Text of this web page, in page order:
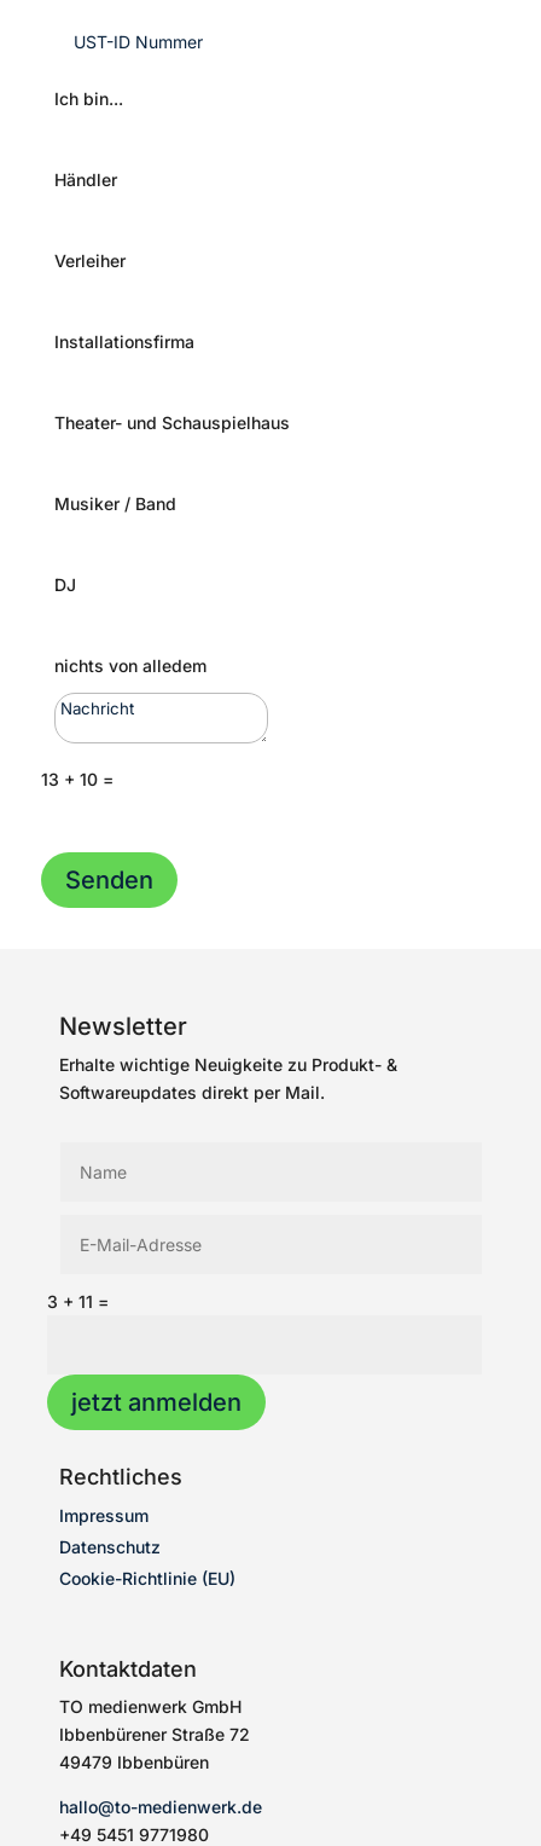
Ich bin...
Händler
Verleiher
Installationsfirma
Theater- und Schauspielhaus
Musiker / Band
DJ
nichts von alledem
13 + 10 =
Senden
Newsletter
Erhalte wichtige Neuigkeite zu Produkt- &
Softwareupdates direkt per Mail.
3 + 11 =
jetzt anmelden
Rechtliches
Impressum
Datenschutz
Cookie-Richtlinie (EU)
Kontaktdaten
TO medienwerk GmbH
Ibbenbürener Straße 72
49479 Ibbenbüren
hallo@to-medienwerk.de
+49 54519771980